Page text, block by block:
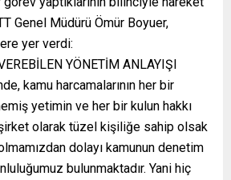
Genel Müdürü Ömür Boyuer,
yer verdi:
YÖNETİM ANLAYIŞI
kamu harcamalarının her bir
yetimin ve her bir kulun hakkı
olarak tüzel kişiliğe sahip olsak
dolayı kamunun denetim
bulunmaktadır. Yani hiç